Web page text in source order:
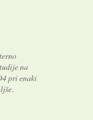
na
pri enaki